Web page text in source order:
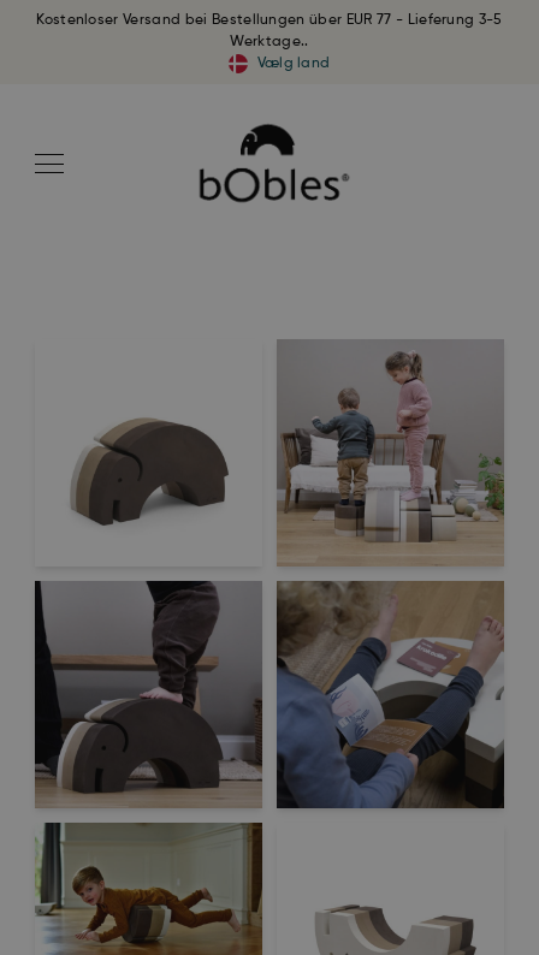
Kostenloser Versand bei Bestellungen über EUR 77 - Lieferung 3-5
Werktage..
Vælg land